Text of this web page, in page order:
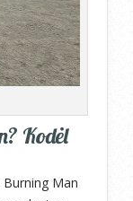
Kodėl
Man